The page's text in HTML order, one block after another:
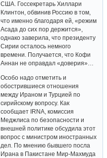
США. Госсекретарь Хиллари
Клинтон, обвинив Россию в том,
что именно благодаря ей, «режим
Асада до сих пор держится»,
однако заверила, что президенту
Сирии осталось немного
времени. Получается, что Кофи
Аннан не оправдал «доверия»…
Особо надо отметить и
обострившиеся отношения
между Ираном и Турцией по
сирийскому вопросу. Как
сообщает IRNA, комиссия
Меджлиса по безопасности и
внешней политике обсудила этот
вопрос с министром иностранных
дел. По мнению бывшего посла
Ирана в Пакистане Мир-Махмуда